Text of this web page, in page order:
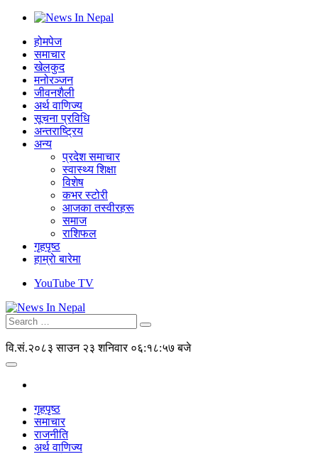
होमपेज
समाचार
खेलकुद
मनोरञ्जन
जीवनशैली
अर्थ वाणिज्य
सूचना प्रविधि
अन्तराष्ट्रिय
अन्य
प्रदेश समाचार
स्वास्थ्य शिक्षा
विशेष
कभर स्टोरी
आजका तस्वीरहरू
समाज
राशिफल
गृहपृष्ठ
हाम्राे बारेमा
YouTube TV
वि.सं.२०८३ साउन २३ शनिवार ०६:१८:५७ बजे
गृहपृष्ठ
समाचार
राजनीति
अर्थ वाणिज्य